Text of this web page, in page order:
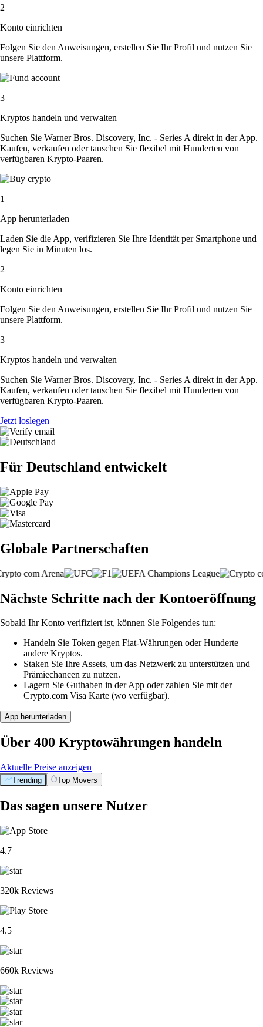
2
Konto einrichten
Folgen Sie den Anweisungen, erstellen Sie Ihr Profil und nutzen Sie
unsere Plattform.
3
Kryptos handeln und verwalten
Suchen Sie Warner Bros. Discovery, Inc. - Series A direkt in der App.
Kaufen, verkaufen oder tauschen Sie flexibel mit Hunderten von
verfügbaren Krypto-Paaren.
1
App herunterladen
Laden Sie die App, verifizieren Sie Ihre Identität per Smartphone und
legen Sie in Minuten los.
2
Konto einrichten
Folgen Sie den Anweisungen, erstellen Sie Ihr Profil und nutzen Sie
unsere Plattform.
3
Kryptos handeln und verwalten
Suchen Sie Warner Bros. Discovery, Inc. - Series A direkt in der App.
Kaufen, verkaufen oder tauschen Sie flexibel mit Hunderten von
verfügbaren Krypto-Paaren.
Jetzt loslegen
Für Deutschland entwickelt
Globale Partnerschaften
Nächste Schritte nach der Kontoeröffnung
Sobald Ihr Konto verifiziert ist, können Sie Folgendes tun:
Handeln Sie Token gegen Fiat-Währungen oder Hunderte
andere Kryptos.
Staken Sie Ihre Assets, um das Netzwerk zu unterstützen und
Prämiechancen zu nutzen.
Lagern Sie Guthaben in der App oder zahlen Sie mit der
Crypto.com Visa Karte (wo verfügbar).
App herunterladen
Über 400 Kryptowährungen handeln
Aktuelle Preise anzeigen
Trending Top Movers
Das sagen unsere Nutzer
4.7
320k Reviews
4.5
660k Reviews